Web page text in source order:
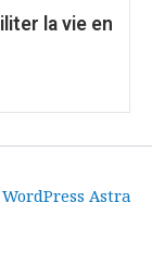
la vie en
Astra